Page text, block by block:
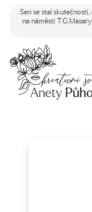
Sen se stal
na náměstí